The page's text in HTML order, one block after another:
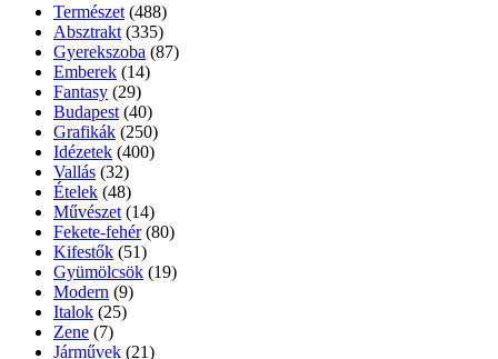
Természet (488)
Absztrakt (335)
Gyerekszoba (87)
Emberek (14)
Fantasy (29)
Budapest (40)
Grafikák (250)
Idézetek (400)
Vallás (32)
Ételek (48)
Művészet (14)
Fekete-fehér (80)
Kifestők (51)
Gyümölcsök (19)
Modern (9)
Italok (25)
Zene (7)
Járművek (21)